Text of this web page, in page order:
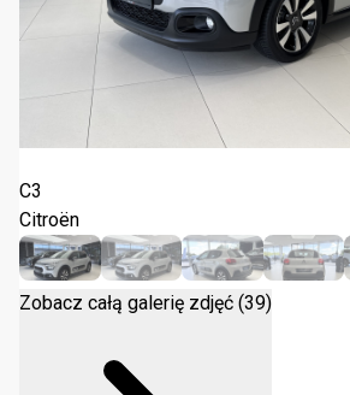
Citroën C3 1.2 PureTech Max 2024
C3
Citroën
Zobacz całą galerię zdjęć (39)